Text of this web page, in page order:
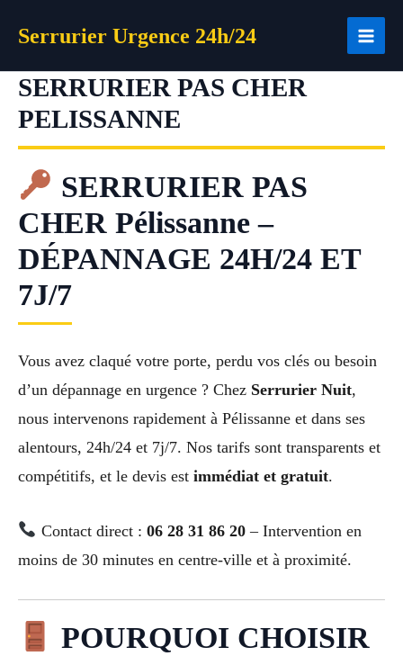
Serrurier Urgence 24h/24
SERRURIER PAS CHER
PELISSANNE
SERRURIER PAS
CHER Pélissanne –
DÉPANNAGE 24H/24 ET
7J/7
Vous avez claqué votre porte, perdu vos clés ou besoin
d’un dépannage en urgence ? Chez Serrurier Nuit,
nous intervenons rapidement à Pélissanne et dans ses
alentours, 24h/24 et 7j/7. Nos tarifs sont transparents et
compétitifs, et le devis est immédiat et gratuit.
Contact direct : 06 28 31 86 20– Intervention en
moins de 30 minutes en centre-ville et à proximité.
POURQUOI CHOISIR